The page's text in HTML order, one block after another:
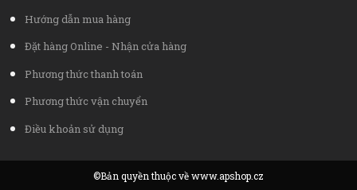
Hướng dẫn mua hàng
Đặt hàng Online - Nhận cửa hàng
Phương thức thanh toán
Phương thức vận chuyển
Điều khoản sử dụng
©Bản quyền thuộc về www.apshop.cz